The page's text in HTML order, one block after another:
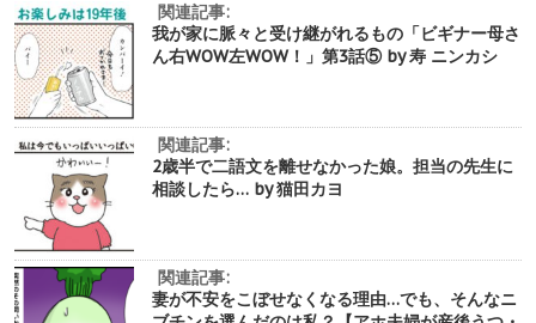
関連記事:
我が家に脈々と受け継がれるもの「ビギナー母さ
ん右WOW左WOW！」第3話⑤ by 寿 ニンカシ
関連記事:
2歳半で二語文を離せなかった娘。担当の先生に
相談したら… by 猫田カヨ
関連記事:
妻が不安をこぼせなくなる理由…でも、そんなニ